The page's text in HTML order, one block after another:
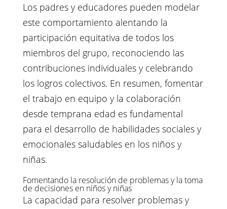
Los padres y educadores pueden modelar
este comportamiento alentando la
participación equitativa de todos los
miembros del grupo, reconociendo las
contribuciones individuales y celebrando
los logros colectivos. En resumen, fomentar
el trabajo en equipo y la colaboración
desde temprana edad es fundamental
para el desarrollo de habilidades sociales y
emocionales saludables en los niños y
niñas.
Fomentando la resolución de problemas y la toma
de decisiones en niños y niñas
La capacidad para resolver problemas y